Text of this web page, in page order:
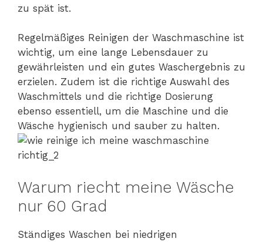
zu spät ist.
Regelmäßiges Reinigen der Waschmaschine ist
wichtig, um eine lange Lebensdauer zu
gewährleisten und ein gutes Waschergebnis zu
erzielen. Zudem ist die richtige Auswahl des
Waschmittels und die richtige Dosierung
ebenso essentiell, um die Maschine und die
Wäsche hygienisch und sauber zu halten.
Warum riecht meine Wäsche
nur 60 Grad
Ständiges Waschen bei niedrigen